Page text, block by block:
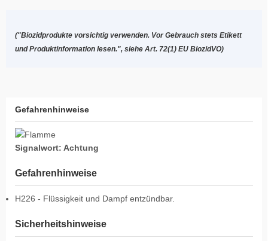
("Biozidprodukte vorsichtig verwenden. Vor Gebrauch stets Etikett
und Produktinformation lesen.", siehe Art. 72(1) EU BiozidVO)
Gefahrenhinweise
Signalwort: Achtung
Gefahrenhinweise
H226 - Flüssigkeit und Dampf entzündbar.
Sicherheitshinweise